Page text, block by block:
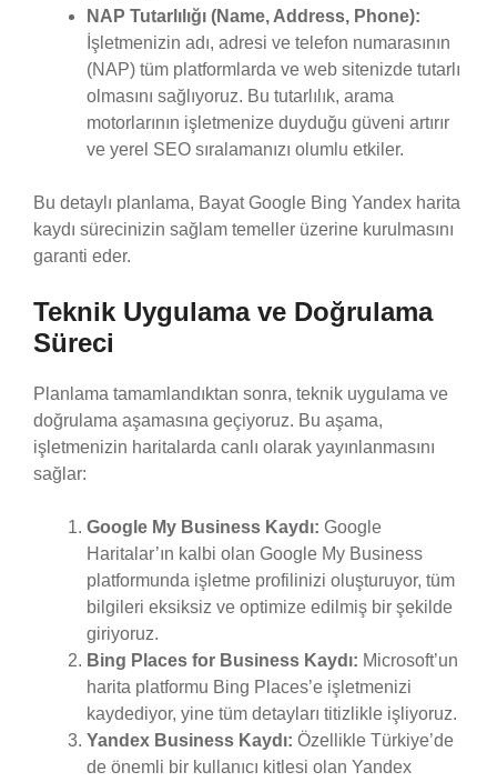
NAP Tutarlılığı (Name, Address, Phone):
İşletmenizin adı, adresi ve telefon numarasının
(NAP) tüm platformlarda ve web sitenizde tutarlı
olmasını sağlıyoruz. Bu tutarlılık, arama
motorlarının işletmenize duyduğu güveni artırır
ve yerel SEO sıralamanızı olumlu etkiler.
Bu detaylı planlama, Bayat Google Bing Yandex harita
kaydı sürecinizin sağlam temeller üzerine kurulmasını
garanti eder.
Teknik Uygulama ve Doğrulama
Süreci
Planlama tamamlandıktan sonra, teknik uygulama ve
doğrulama aşamasına geçiyoruz. Bu aşama,
işletmenizin haritalarda canlı olarak yayınlanmasını
sağlar:
Google My Business Kaydı: Google
Haritalar’ın kalbi olan Google My Business
platformunda işletme profilinizi oluşturuyor, tüm
bilgileri eksiksiz ve optimize edilmiş bir şekilde
giriyoruz.
Bing Places for Business Kaydı: Microsoft’un
harita platformu Bing Places’e işletmenizi
kaydediyor, yine tüm detayları titizlikle işliyoruz.
Yandex Business Kaydı: Özellikle Türkiye’de
de önemli bir kullanıcı kitlesi olan Yandex